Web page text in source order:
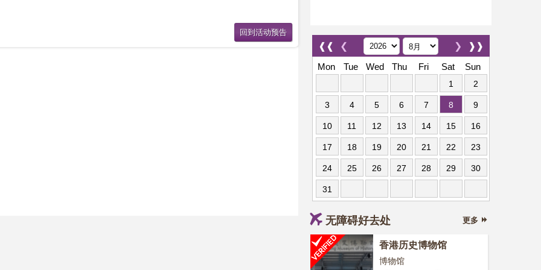
❰❰ ❮ ❱❱
❯
Mon
Tue Wed Thu Fri Sat Sun
1 2
3 4 5 6 7 8 9
10 11 12 13 14 15 16
17 18 19 20 21 22 23
24 25 26 27 28 29 30
31
无障碍好去处 更多
香港历史博物馆
博物馆